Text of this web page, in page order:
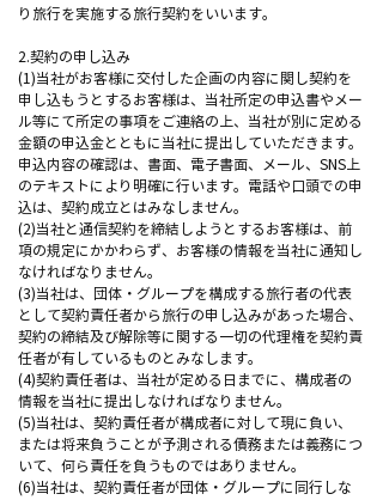
り旅行を実施する旅行契約をいいます。
2.契約の申し込み
(1)当社がお客様に交付した企画の内容に関し契約を
申し込もうとするお客様は、当社所定の申込書やメー
ル等にて所定の事項をご連絡の上、当社が別に定める
金額の申込金とともに当社に提出していただきます。
申込内容の確認は、書面、電子書面、メール、SNS上
のテキストにより明確に行います。電話や口頭での申
込は、契約成立とはみなしません。
(2)当社と通信契約を締結しようとするお客様は、前
項の規定にかかわらず、お客様の情報を当社に通知し
なければなりません。
(3)当社は、団体・グループを構成する旅行者の代表
として契約責任者から旅行の申し込みがあった場合、
契約の締結及び解除等に関する一切の代理権を契約責
任者が有しているものとみなします。
(4)契約責任者は、当社が定める日までに、構成者の
情報を当社に提出しなければなりません。
(5)当社は、契約責任者が構成者に対して現に負い、
または将来負うことが予測される債務または義務につ
いて、何ら責任を負うものではありません。
(6)当社は、契約責任者が団体・グループに同行しな